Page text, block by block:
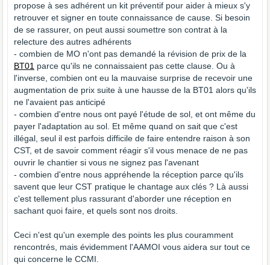
propose à ses adhérent un kit préventif pour aider à mieux s'y
retrouver et signer en toute connaissance de cause. Si besoin
de se rassurer, on peut aussi soumettre son contrat à la
relecture des autres adhérents
- combien de MO n'ont pas demandé la révision de prix de la
BT01 parce qu'ils ne connaissaient pas cette clause. Ou à
l'inverse, combien ont eu la mauvaise surprise de recevoir une
augmentation de prix suite à une hausse de la BT01 alors qu'ils
ne l'avaient pas anticipé
- combien d'entre nous ont payé l'étude de sol, et ont même du
payer l'adaptation au sol. Et même quand on sait que c'est
illégal, seul il est parfois difficile de faire entendre raison à son
CST, et de savoir comment réagir s'il vous menace de ne pas
ouvrir le chantier si vous ne signez pas l'avenant
- combien d'entre nous appréhende la réception parce qu'ils
savent que leur CST pratique le chantage aux clés ? Là aussi
c'est tellement plus rassurant d'aborder une réception en
sachant quoi faire, et quels sont nos droits.
Ceci n'est qu'un exemple des points les plus couramment
rencontrés, mais évidemment l'AAMOI vous aidera sur tout ce
qui concerne le CCMI.